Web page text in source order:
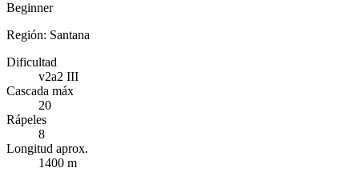
Beginner
Región: Santana
Dificultad
v2a2 III
Cascada máx
20
Rápeles
8
Longitud aprox.
1400 m